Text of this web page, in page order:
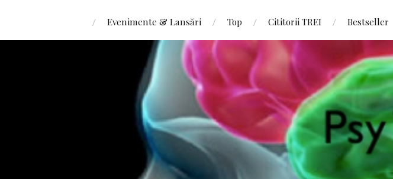
Evenimente & Lansări Top Cititorii TREI Bestseller